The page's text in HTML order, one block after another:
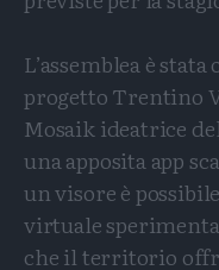
L’assemblea è
progetto Trentino
Mosaik ideatrice
una apposita app
un visore è
virtuale
che il territorio